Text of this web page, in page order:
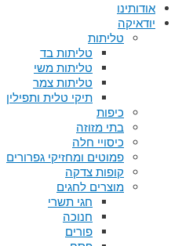
אודותינו
יודאיקה
טליתות
טליתות בד
טליתות משי
טליתות צמר
תיקי טלית ותפילין
כיפות
בתי מזוזה
כיסויי חלה
פמוטים ומחזיקי גפרורים
קופות צדקה
מוצרים לחגים
חגי תשרי
חנוכה
פורים